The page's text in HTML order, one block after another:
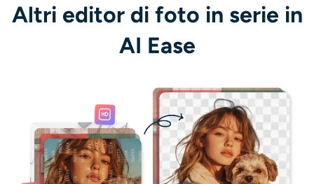
Altri editor di foto in serie in
AI Ease